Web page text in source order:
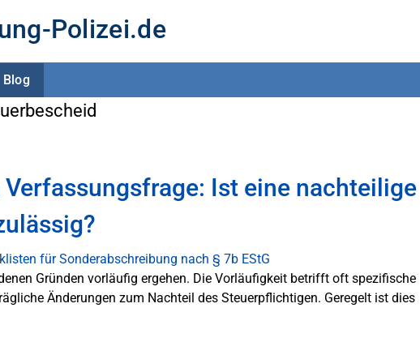
Polizei.de
Blog
Ist eine nachteilige
Gründen vorläufig ergehen. Die Vorläufigkeit betrifft oft spezifische
Änderungen zum Nachteil des Steuerpflichtigen. Geregelt ist dies